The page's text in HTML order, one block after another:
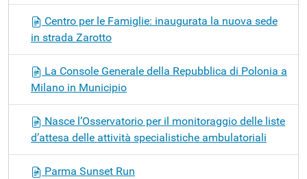
Centro per le Famiglie: inaugurata la nuova sede
in strada Zarotto
La Console Generale della Repubblica di Polonia a
Milano in Municipio
Nasce l’Osservatorio per il monitoraggio delle liste
d’attesa delle attività specialistiche ambulatoriali
Parma Sunset Run